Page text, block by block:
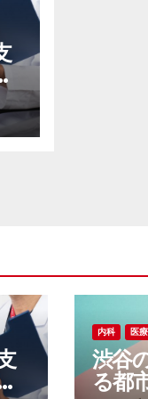
内科 医療
渋谷
る都